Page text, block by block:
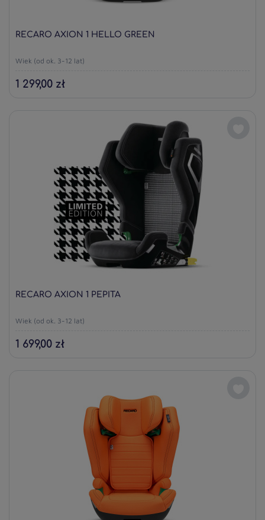
RECARO AXION 1 HELLO GREEN
Wiek (od ok. 3-12 lat)
1 299,00 zł
RECARO AXION 1 PEPITA
Wiek (od ok. 3-12 lat)
1 699,00 zł